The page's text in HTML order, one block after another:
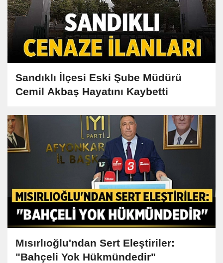
Sandıklı İlçesi Eski Şube Müdürü
Cemil Akbaş Hayatını Kaybetti
Mısırlıoğlu'ndan Sert Eleştiriler:
"Bahçeli Yok Hükmündedir"